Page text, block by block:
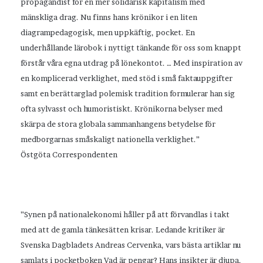
mänskliga drag. Nu finns hans krönikor i en liten
diagrampedagogisk, men uppkäftig, pocket. En
underhållande lärobok i nyttigt tänkande för oss som knappt
förstår våra egna utdrag på lönekontot. … Med inspiration av
en komplicerad verklighet, med stöd i små faktauppgifter
samt en berättarglad polemisk tradition formulerar han sig
ofta sylvasst och humoristiskt. Krönikorna belyser med
skärpa de stora globala sammanhangens betydelse för
medborgarnas småskaligt nationella verklighet.”
Östgöta Correspondenten
”Synen på nationalekonomi håller på att förvandlas i takt
med att de gamla tänkesätten krisar. Ledande kritiker är
Svenska Dagbladets Andreas Cervenka, vars bästa artiklar nu
samlats i pocketboken Vad är pengar? Hans insikter är djupa,